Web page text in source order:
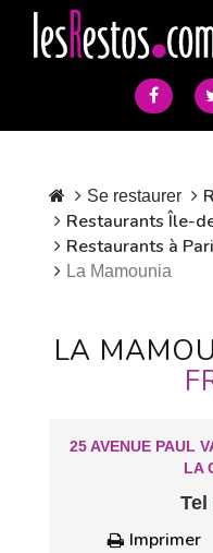
Se restaurer
Restaurants Île-
Restaurants à
La Mamounia
LA
25 AVENUE PAUL
LA
Tel
Imprimer